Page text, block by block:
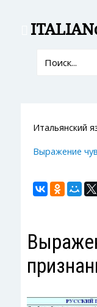
ITALIAN
Итальянский
Выражение